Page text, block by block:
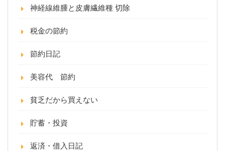
神経線維腫と皮膚繊維種 切除
税金の節約
節約日記
美容代 節約
貧乏だから買えない
貯蓄・投資
返済・借入日記